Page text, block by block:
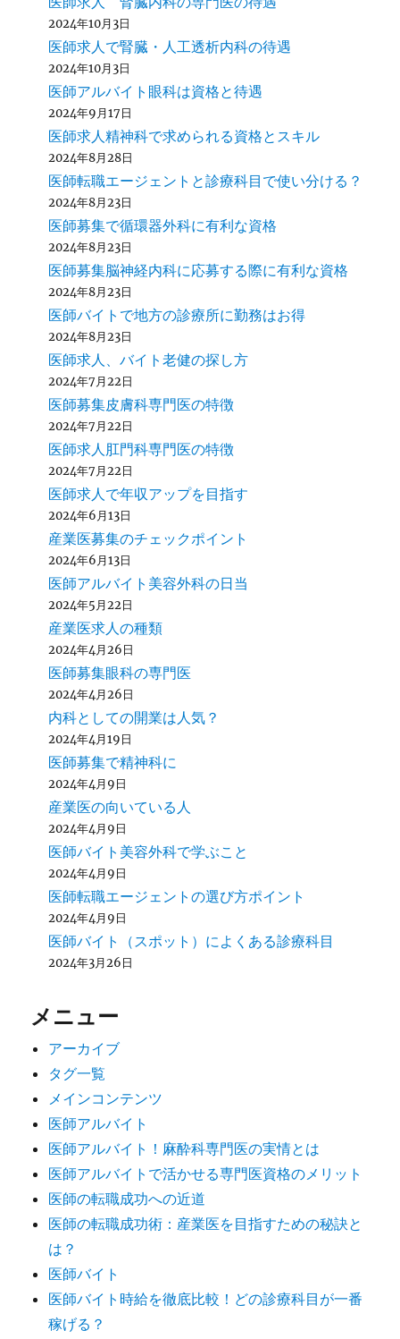
2024年10月3日
医師求人で腎臓・人工透析内科の待遇
2024年10月3日
医師アルバイト眼科は資格と待遇
2024年9月17日
医師求人精神科で求められる資格とスキル
2024年8月28日
医師転職エージェントと診療科目で使い分ける？
2024年8月23日
医師募集で循環器外科に有利な資格
2024年8月23日
医師募集脳神経内科に応募する際に有利な資格
2024年8月23日
医師バイトで地方の診療所に勤務はお得
2024年8月23日
医師求人、バイト老健の探し方
2024年7月22日
医師募集皮膚科専門医の特徴
2024年7月22日
医師求人肛門科専門医の特徴
2024年7月22日
医師求人で年収アップを目指す
2024年6月13日
産業医募集のチェックポイント
2024年6月13日
医師アルバイト美容外科の日当
2024年5月22日
産業医求人の種類
2024年4月26日
医師募集眼科の専門医
2024年4月26日
内科としての開業は人気？
2024年4月19日
医師募集で精神科に
2024年4月9日
産業医の向いている人
2024年4月9日
医師バイト美容外科で学ぶこと
2024年4月9日
医師転職エージェントの選び方ポイント
2024年4月9日
医師バイト（スポット）によくある診療科目
2024年3月26日
メニュー
アーカイブ
タグ一覧
メインコンテンツ
医師アルバイト
医師アルバイト！麻酔科専門医の実情とは
医師アルバイトで活かせる専門医資格のメリット
医師の転職成功への近道
医師の転職成功術：産業医を目指すための秘訣と
は？
医師バイト
医師バイト時給を徹底比較！どの診療科目が一番
稼げる？